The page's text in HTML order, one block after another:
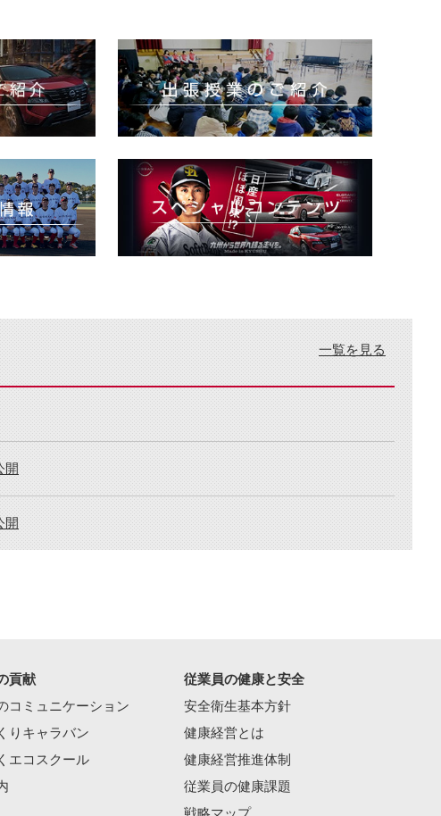
開
開
一覧を見る
貢献
コミュニケーション
りキャラバン
エコスクール
従業員の健康と安全
安全衛生基本方針
健康経営とは
健康経営推進体制
従業員の健康課題
戦略マップ